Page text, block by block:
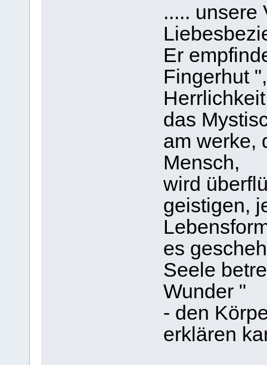
..... unsere
Er
Fingerhut
das
am werke,
Mensch,
wird
geistigen,
es
Seele
Wunder "
- den
erklären